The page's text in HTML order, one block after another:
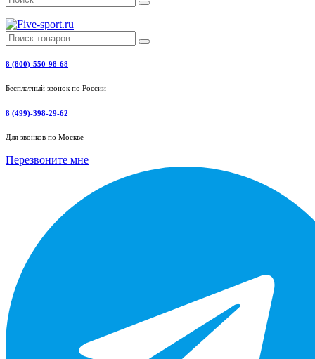
8 (800)-550-98-68
Бесплатный звонок по России
8 (499)-398-29-62
Для звонков по Москве
Перезвоните мне